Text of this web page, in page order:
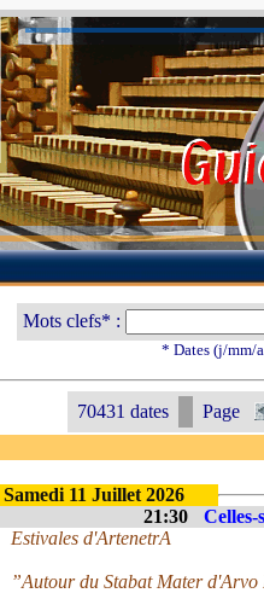
Mots clefs* :
* Dates (j/mm/
70431 dates Page
Samedi 11 Juillet 2026
21:30
Celles-
Estivales d'ArtenetrA
”Autour du Stabat Mater